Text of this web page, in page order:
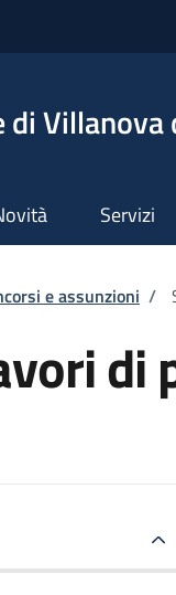
di
Servizi
e assunzioni /
di